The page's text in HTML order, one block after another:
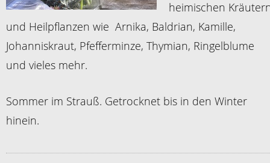
heimischen
und Heilpflanzen wie Arnika, Baldrian, Kamille,
Johanniskraut, Pfefferminze, Thymian, Ringelblume
und vieles mehr.
Sommer im Strauß. Getrocknet bis in den Winter
hinein.